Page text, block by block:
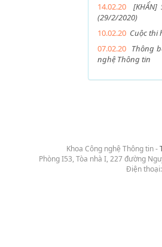
14.02.20
(29/2/2020)
10.02.20 Cuộc thi
07.02.20 Thông
nghệ Thông tin
Khoa Công nghệ Thông tin -
Phòng I53, Tòa nhà I, 227 đường
Điện